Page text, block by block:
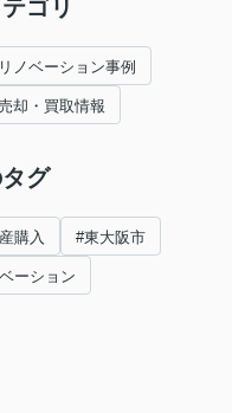
ゴリ
リノベーション事例
却・買取情報
グ
購入 #東大阪市
ーション